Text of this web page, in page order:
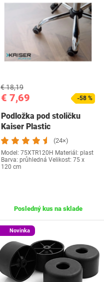
€ 7,69
€ 18,19
-58 %
Podložka pod stoličku
Kaiser Plastic
75XTR120H
(24×)
Model: 75XTR120H Materiál: plast
Barva: průhledná Velikost: 75 x
120 cm
Posledný kus na sklade
Novinka